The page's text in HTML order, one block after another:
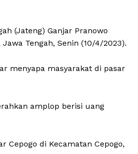
(Jateng) Ganjar Pranowo
Tengah, Senin (10/4/2023).
menyapa masyarakat di pasar
amplop berisi uang
Cepogo di Kecamatan Cepogo,